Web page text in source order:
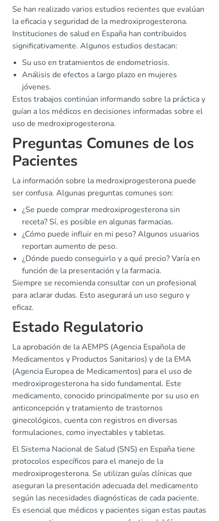
Se han realizado varios estudios recientes que evalúan
la eficacia y seguridad de la medroxiprogesterona.
Instituciones de salud en España han contribuidos
significativamente. Algunos estudios destacan:
Su uso en tratamientos de endometriosis.
Análisis de efectos a largo plazo en mujeres
jóvenes.
Estos trabajos continúan informando sobre la práctica y
guían a los médicos en decisiones informadas sobre el
uso de medroxiprogesterona.
Preguntas Comunes de los
Pacientes
La información sobre la medroxiprogesterona puede
ser confusa. Algunas preguntas comunes son:
¿Se puede comprar medroxiprogesterona sin
receta? Sí, es posible en algunas farmacias.
¿Cómo puede influir en mi peso? Algunos usuarios
reportan aumento de peso.
¿Dónde puedo conseguirlo y a qué precio? Varía en
función de la presentación y la farmacia.
Siempre se recomienda consultar con un profesional
para aclarar dudas. Esto asegurará un uso seguro y
eficaz.
Estado Regulatorio
La aprobación de la AEMPS (Agencia Española de
Medicamentos y Productos Sanitarios) y de la EMA
(Agencia Europea de Medicamentos) para el uso de
medroxiprogesterona ha sido fundamental. Este
medicamento, conocido principalmente por su uso en
anticoncepción y tratamiento de trastornos
ginecológicos, cuenta con registros en diversas
formulaciones, como inyectables y tabletas.
El Sistema Nacional de Salud (SNS) en España tiene
protocolos específicos para el manejo de la
medroxiprogesterona. Se utilizan guías clínicas que
aseguran la presentación adecuada del medicamento
según las necesidades diagnósticas de cada paciente.
Es esencial que médicos y pacientes sigan estas pautas